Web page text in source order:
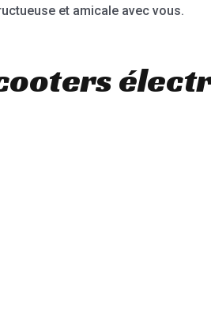
et amicale avec vous.